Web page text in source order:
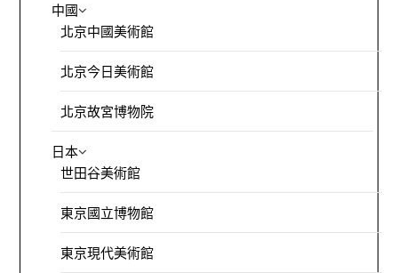
中國
北京中國美術館
北京今日美術館
北京故宮博物院
日本
世田谷美術館
東京國立博物館
東京現代美術館